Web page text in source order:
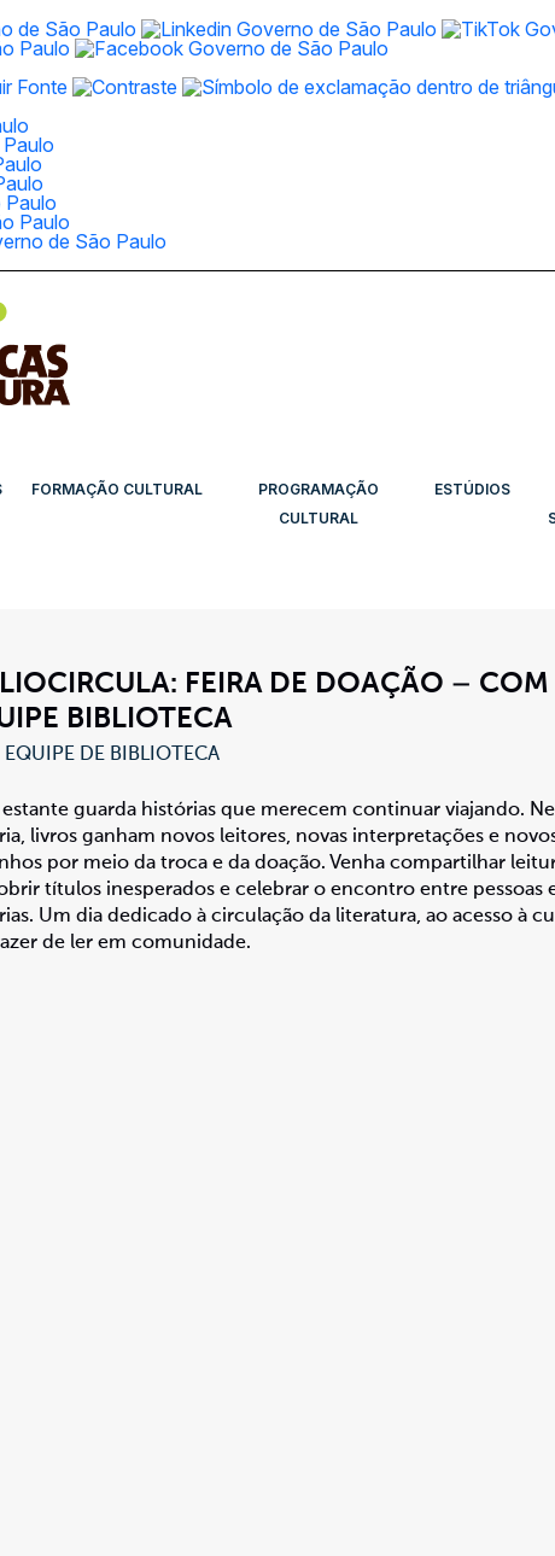
FORMAÇÃO CULTURAL
PROGRAMAÇÃO
CULTURAL
ESTÚDIOS
FEIRA DE DOAÇÃO – COM
BIBLIOTECA
DE BIBLIOTECA
estante guarda histórias que merecem continuar viajando.
livros ganham novos leitores, novas interpretações e
por meio da troca e da doação. Venha compartilhar
títulos inesperados e celebrar o encontro entre pessoas
Um dia dedicado à circulação da literatura, ao acesso à
de ler em comunidade.